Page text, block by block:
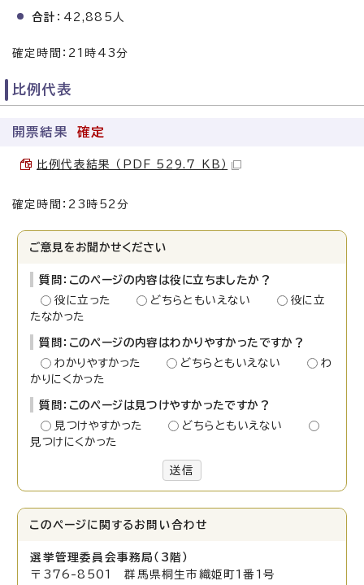
合計 ：42,885人
確定時間：21時43分
比例代表
開票結果 確定
比例代表結果 （PDF 529.7 KB）
確定時間：23時52分
ご意見をお聞かせください
質問：このページの内容は役に立ちましたか？
役に立った
どちらともいえない
役に立
たなかった
質問：このページの内容はわかりやすかったですか？
わかりやすかった
どちらともいえない
わ
かりにくかった
質問：このページは見つけやすかったですか？
見つけやすかった
どちらともいえない
見つけにくかった
送信
このページに関する お問い合わせ
選挙管理委員会事務局（3階）
〒376-8501 群馬県桐生市織姫町1番1号